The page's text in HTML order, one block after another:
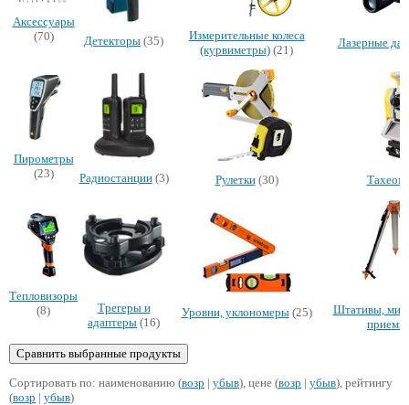
Аксессуары
(70)
Детекторы (35)
Измерительные колеса
(курвиметры) (21)
Лазерные
Пирометры
(23)
Радиостанции(3) Рулетки(30)
Тепловизоры
(8)
Трегеры и
адаптеры (16)
Уровни, уклономеры(25)
Штативы,
Сортировать по: наименованию (возр | убыв), цене (возр | убыв), рейтингу
(возр | убыв)